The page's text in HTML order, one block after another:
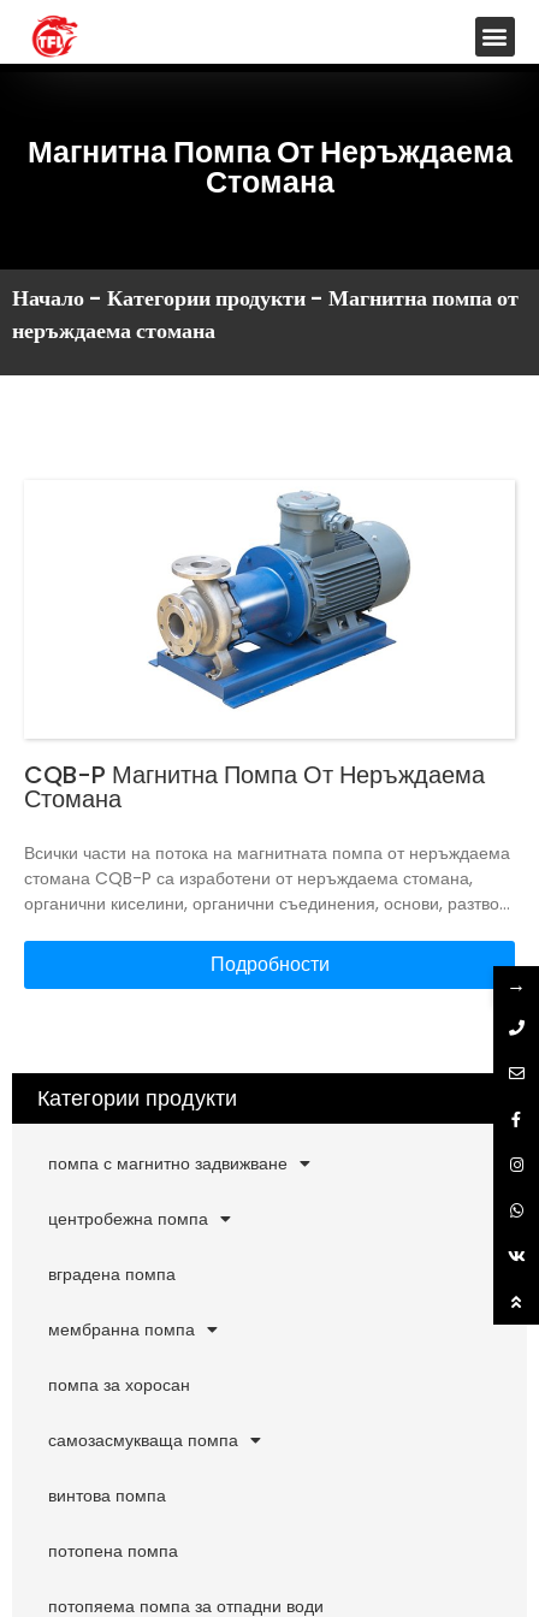
Магнитна Помпа От Неръждаема
Стомана
Начало - Категории продукти - Магнитна помпа от
неръждаема стомана
Категории продукти
помпа с магнитно задвижване
центробежна помпа
вградена помпа
мембранна помпа
помпа за хоросан
самозасмукваща помпа
винтова помпа
потопена помпа
потопяема помпа за отпадни води
CQB-P Магнитна Помпа От Неръждаема
Стомана
Всички части на потока на магнитната помпа от неръждаема
стомана CQB-P са изработени от неръждаема стомана,
органични киселини, органични съединения, основи, разтвор
на шлифовъчен материал от силициев карбид до силициев
карбид, двете ще образуват течен филм след контакт с вала
Подробности
→